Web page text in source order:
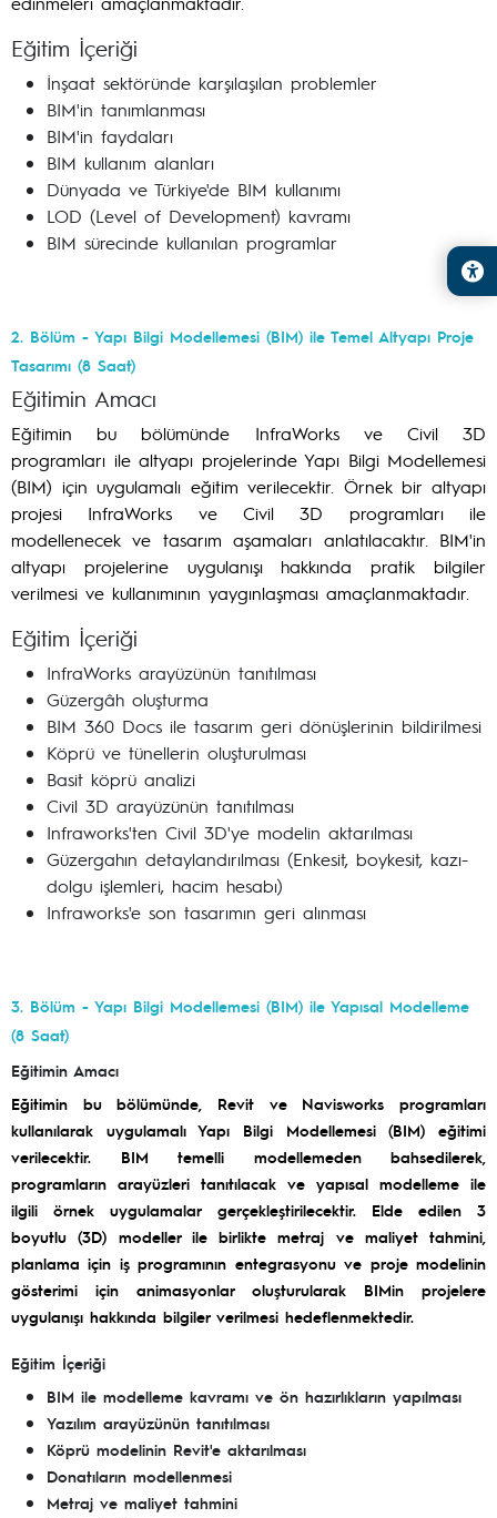
Eğitim İçeriği
İnşaat sektöründe karşılaşılan problemler
BIM'in tanımlanması
BIM'in faydaları
BIM kullanım alanları
Dünyada ve Türkiye'de BIM kullanımı
LOD (Level of Development) kavramı
BIM sürecinde kullanılan programlar
2. Bölüm - Yapı Bilgi Modellemesi (BIM) ile Temel Altyapı Proje
Tasarımı (8 Saat)
Eğitimin Amacı
Eğitimin bu bölümünde InfraWorks ve Civil 3D
programları ile altyapı projelerinde Yapı Bilgi Modellemesi
(BIM) için uygulamalı eğitim verilecektir. Örnek bir altyapı
projesi InfraWorks ve Civil 3D programları ile
modellenecek ve tasarım aşamaları anlatılacaktır. BIM'in
altyapı projelerine uygulanışı hakkında pratik bilgiler
verilmesi ve kullanımının yaygınlaşması amaçlanmaktadır.
Eğitim İçeriği
InfraWorks arayüzünün tanıtılması
Güzergâh oluşturma
BIM 360 Docs ile tasarım geri dönüşlerinin bildirilmesi
Köprü ve tünellerin oluşturulması
Basit köprü analizi
Civil 3D arayüzünün tanıtılması
Infraworks'ten Civil 3D'ye modelin aktarılması
Güzergahın detaylandırılması (Enkesit, boykesit, kazı-
dolgu işlemleri, hacim hesabı)
Infraworks'e son tasarımın geri alınması
3. Bölüm - Yapı Bilgi Modellemesi (BIM) ile Yapısal Modelleme
(8 Saat)
Eğitimin Amacı
Eğitimin bu bölümünde, Revit ve Navisworks programları
kullanılarak uygulamalı Yapı Bilgi Modellemesi (BIM) eğitimi
verilecektir. BIM temelli modellemeden bahsedilerek,
programların arayüzleri tanıtılacak ve yapısal modelleme ile
ilgili örnek uygulamalar gerçekleştirilecektir. Elde edilen 3
boyutlu (3D) modeller ile birlikte metraj ve maliyet tahmini,
planlama için iş programının entegrasyonu ve proje modelinin
gösterimi için animasyonlar oluşturularak BIMin projelere
uygulanışı hakkında bilgiler verilmesi hedeflenmektedir.
Eğitim İçeriği
BIM ile modelleme kavramı ve ön hazırlıkların yapılması
Yazılım arayüzünün tanıtılması
Köprü modelinin Revit'e aktarılması
Donatıların modellenmesi
Metraj ve maliyet tahmini